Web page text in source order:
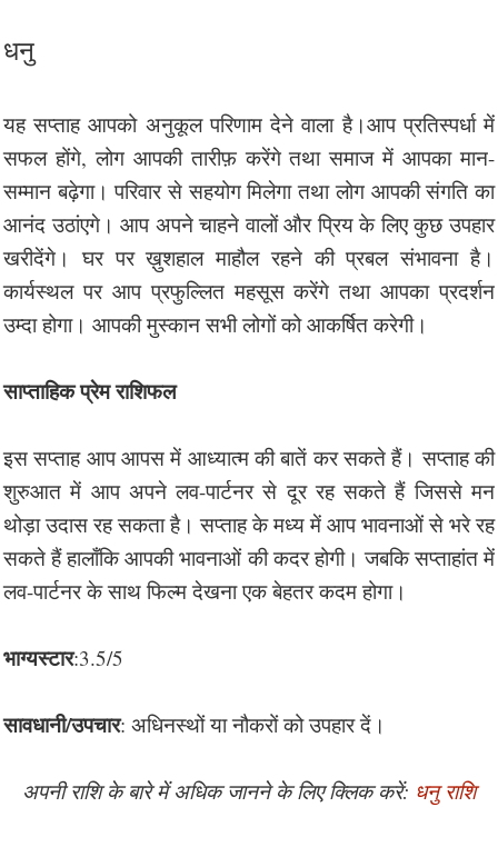
धनु
यह सप्ताह आपको अनुकूल परिणाम देने वाला है।आप प्रतिस्पर्धा में
सफल होंगे, लोग आपकी तारीफ़ करेंगे तथा समाज में आपका मान-
सम्मान बढ़ेगा। परिवार से सहयोग मिलेगा तथा लोग आपकी संगति का
आनंद उठांएगे। आप अपने चाहने वालों और प्रिय के लिए कुछ उपहार
खरीदेंगे। घर पर ख़ुशहाल माहौल रहने की प्रबल संभावना है।
कार्यस्थल पर आप प्रफुल्लित महसूस करेंगे तथा आपका प्रदर्शन
उम्दा होगा। आपकी मुस्कान सभी लोगों को आकर्षित करेगी।
साप्ताहिक प्रेम राशिफल
इस सप्ताह आप आपस में आध्यात्म की बातें कर सकते हैं। सप्ताह की
शुरुआत में आप अपने लव-पार्टनर से दूर रह सकते हैं जिससे मन
थोड़ा उदास रह सकता है। सप्ताह के मध्य में आप भावनाओं से भरे रह
सकते हैं हालाँकि आपकी भावनाओं की कदर होगी। जबकि सप्ताहांत में
लव-पार्टनर के साथ फिल्म देखना एक बेहतर कदम होगा।
भाग्यस्टार:3.5/5
सावधानी/उपचार: अधिनस्थों या नौकरों को उपहार दें।
अपनी राशि के बारे में अधिक जानने के लिए क्लिक करें: धनु राशि